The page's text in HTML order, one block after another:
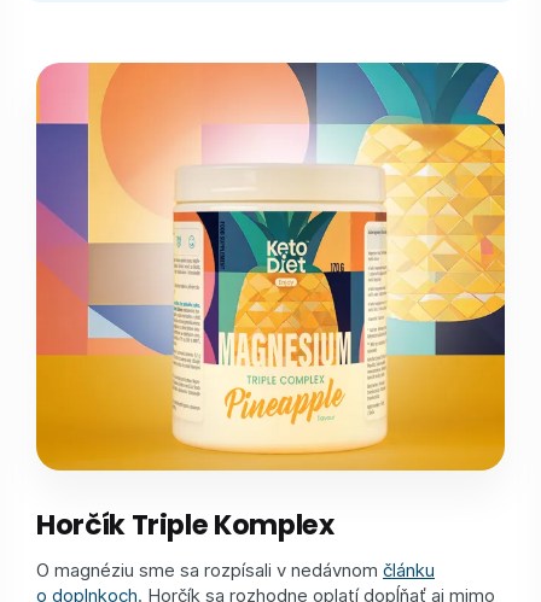
Horčík Triple Komplex
O magnéziu sme sa rozpísali v nedávnom článku
o doplnkoch. Horčík sa rozhodne oplatí dopĺňať aj mimo